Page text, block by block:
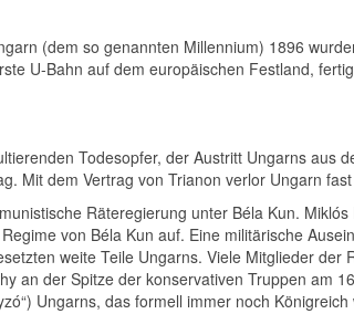
(dem so genannten Millennium) 1896
U-Bahn auf dem europäischen Festland,
Todesopfer, der Austritt Ungarns
Mit dem Vertrag von Trianon verlor Ungarn
Räteregierung unter Béla Kun.
von Béla Kun auf. Eine militärische
weite Teile Ungarns. Viele Mitglieder
an der Spitze der konservativen Truppen am
Ungarns, das formell immer noch Königreich